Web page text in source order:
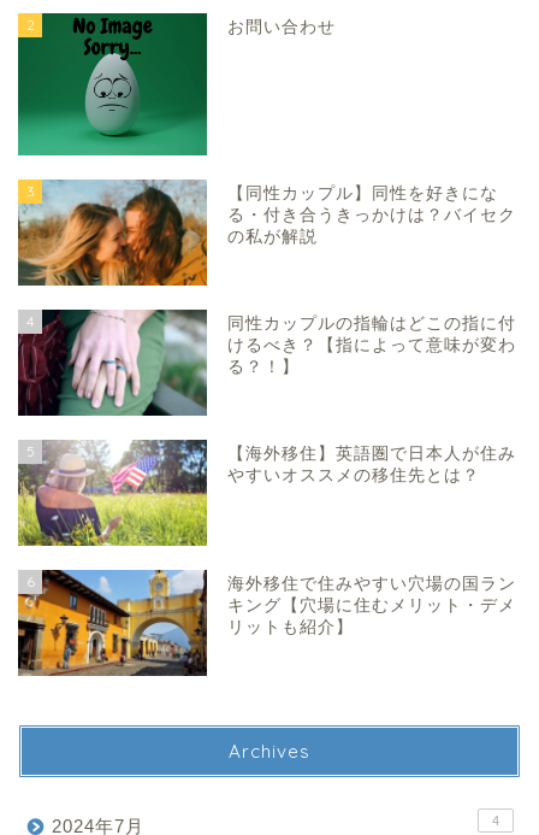
2 お問い合わせ
3
【同性カップル】同性を好きにな
る・付き合うきっかけは？バイセク
の私が解説
4
同性カップルの指輪はどこの指に付
けるべき？【指によって意味が変わ
る？！】
5
【海外移住】英語圏で日本人が住み
やすいオススメの移住先とは？
6
海外移住で住みやすい穴場の国ラン
キング【穴場に住むメリット・デメ
リットも紹介】
Archives
2024年7月 4